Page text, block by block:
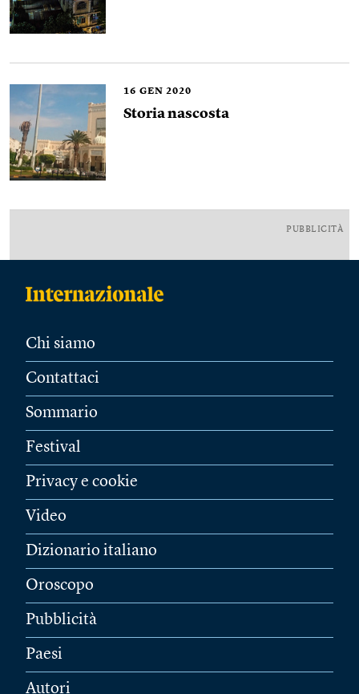
16 GEN 2020
Storia nascosta
PUBBLICITÀ
Chi siamo
Contattaci
Sommario
Festival
Privacy e cookie
Video
Dizionario italiano
Oroscopo
Pubblicità
Paesi
Autori